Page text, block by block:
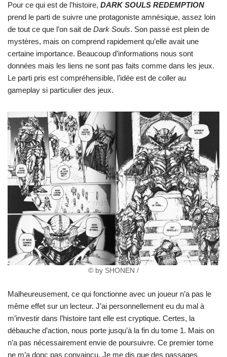
Pour ce qui est de l’histoire, DARK SOULS REDEMPTION
prend le parti de suivre une protagoniste amnésique, assez loin
de tout ce que l’on sait de Dark Souls. Son passé est plein de
mystères, mais on comprend rapidement qu’elle avait une
certaine importance. Beaucoup d’informations nous sont
données mais les liens ne sont pas faits comme dans les jeux.
Le parti pris est compréhensible, l’idée est de coller au
gameplay si particulier des jeux.
© by SHONEN /
Malheureusement, ce qui fonctionne avec un joueur n’a pas le
même effet sur un lecteur. J’ai personnellement eu du mal à
m’investir dans l’histoire tant elle est cryptique. Certes, la
débauche d’action, nous porte jusqu’à la fin du tome 1. Mais on
n’a pas nécessairement envie de poursuivre. Ce premier tome
ne m’a donc pas convaincu. Je me dis que des passages